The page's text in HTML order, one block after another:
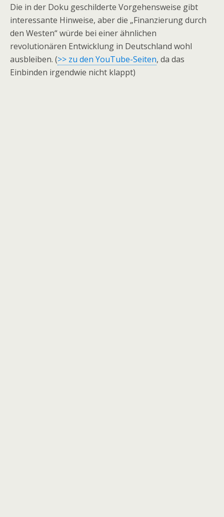
Die in der Doku geschilderte Vorgehensweise gibt
interessante Hinweise, aber die „Finanzierung durch
den Westen“ würde bei einer ähnlichen
revolutionären Entwicklung in Deutschland wohl
ausbleiben. (>> zu den YouTube-Seiten, da das
Einbinden irgendwie nicht klappt)